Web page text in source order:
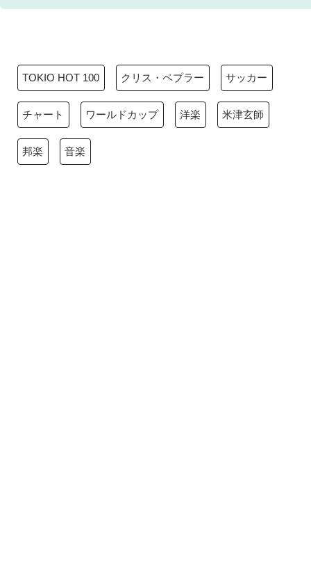
TOKIO HOT 100 クリス・ペプラー サッカー
チャート ワールドカップ 洋楽 米津玄師
邦楽 音楽